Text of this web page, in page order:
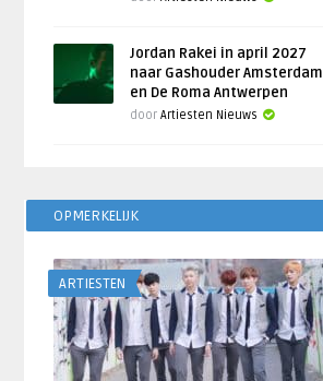
Jordan Rakei in april 2027
naar Gashouder Amsterdam
en De Roma Antwerpen
doorArtiesten Nieuws
OPMERKELIJK
ARTIESTEN